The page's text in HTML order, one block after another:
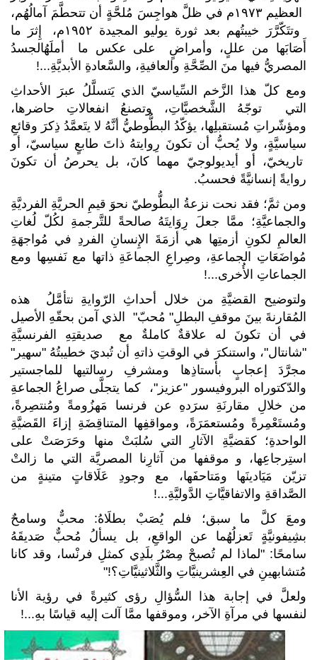
العظيم ١٩٧٣م في ظلَّ هواجِسَ مُلحَّةٍ أن تتحطَّمَ آمالُهُم،
وتتَكّرَّرَ خيبتُهم بعد ثورة يوليو المجيدة ١٩٥٢م، إِثرَ ما
أَصَابَها من عللٍ، وأمراضٍ على عكس ما أملَهُالجسدُ
المصريُّ فيها منَ الصِّحَّةِ والعافيةِ، والسَّعادةِ الأبديَّةِ...!
ومع كلّ هذا الزَّخم السِّياسيّ الذي يَتسلَّلُ عبرَ الأحداثِ
التي توجّهُ الشَّخصيَّاتِ، وتصنعُ انفعالاتِ حاضرها،
ومؤشّراتِ مُستقبلِها، يؤكّدُ البطُّوطيُّ أنَّهُ لا يتَعمَّدُ ذِكرَ وقائعِ
سياسيَّةٍ، ولا يُحبُّ أن تكونَ رِوايتهُ ذاتَ طابعٍ سياسيّ، أو
تاريخيّ، أو أيديولوجيّ مهما كانَ، بل يحرصُ أن تكونَ
روايةً إنسانيَّةً فحسبُ.
ومن ثمَّ؛ فقد نحت نزعةُ البطُّوطيّ نحوَ قيمِ الحريَّةِ الفرديَّةِ
والجماعيَّةِ؛ ممَّا جعلَ رِوَايتَهُ صالحةً للتَّرجمةِ لكُلّ لُغاتِ
العالمِ لكونِ أزمتِها هي أزمَةَ الإِنسانِ الفردِ في مُواجهَةِ
مُواضَعَاتِ الجماعةِ، وصِراعِ الجماعَةِ ذاتها مع نَفسِها ومع
الجماعاتِ الأُخرى...!
ولتوضيح القضيَّةِ من خلال أحداثِ الرّوايةِ نتأمَّلُ هذه
المُقارنةَ بينَ موقفِ البطلِ" مُحبّ" الذي آمن بحقّهِ الأصيل
في أن تكونَ له علاقةٌ كاملةٌ مع صديقتِهِ الفرنسيَّةِ
"شانتال"، واستنكرَ في الوقتِ ذاتهِ أن تُبديَ خطيبتُهُ "سهير"
مجرَّدَ إعجابٍ بأستاذِها ومشرفِ رسالتيها للماجستير
والدّكتوراه البروفيسور "عزيز"، كما يتجلَّى صراعُ الجماعةِ
من خلالِ مقارنَةِ سرَدهِ عن فرنسا مَهزُومةً ومُنتصِرةً،
ومُستَعْمِرةً ومُستعمَرَةً، ومواقفِها المتناقِضَةِ إزاءَ القَضيَّةِ
الواحدةِ؛ كقضيَّةِ الآثارِ التي سُلبَتْ منها وحَرَصَتْ على
استِرجاعِها، و موقفها من آثارِنا المصريَّة التي ما زالتْ
تزيّن مَيَادينَها ومَتاحفَها، مع وجودِ عَلَاقاتٍ متينةٍ من
الصَّداقةِ والاتفاقيَّاتِ الدَّوليَّةِ...!
ومعَ كلَّ ما سبق؛ فلم يُصَبْ بطلَاهُ: محبٌّ وسامحٌ
بشِيفونيَّةٍ تَعزلُهُما عن الواقعِ، بل يسألُ مُحبٌّ صَديقَهُ
سامحًا: "لماذا لم تُصبحْ مِصْرُ بلَدِي كمثلِ فرنْسا، وقد كانا
مُتشابهينِ في العِشرينيَّاتِ والثَّلاثينيَّاتِ؟!"
ولعلَّ في إجابة هذا السُّؤالِ رؤى كثيرةً في رؤية الأنا
لنفسها في مرآةِ الآخر، وموقفها ممَّا آلت إليه قياسًا بهِ...!